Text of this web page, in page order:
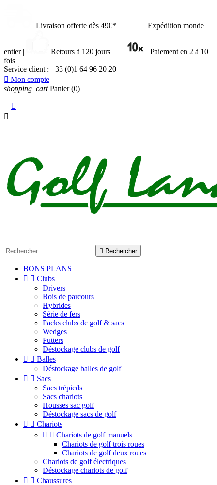
Livraison offerte dès 49€* | Expédition monde
entier | Retours à 120 jours |
Paiement en 2 à 10
fois
Service client : +33 (0)1 64 96 20 20
 Mon compte
shopping_cart Panier (0)


 Rechercher
BONS PLANS
  Clubs
Drivers
Bois de parcours
Hybrides
Série de fers
Packs clubs de golf & sacs
Wedges
Putters
Déstockage clubs de golf
  Balles
Déstockage balles de golf
  Sacs
Sacs trépieds
Sacs chariots
Housses sac golf
Déstockage sacs de golf
  Chariots
  Chariots de golf manuels
Chariots de golf trois roues
Chariots de golf deux roues
Chariots de golf électriques
Déstockage chariots de golf
  Chaussures